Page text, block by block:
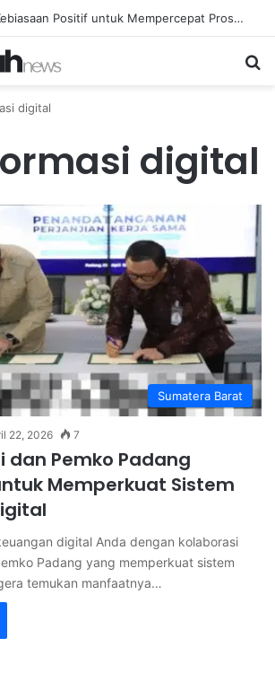
Memperkuat Kebiasaan Positif untuk Mempercepat Proses Pemulihan Mental Anda
digital
digital
Sumatera Barat
22, 2026 7
dan Pemko Padang
Memperkuat Sistem
digital Anda dengan kolaborasi
Padang yang memperkuat sistem
temukan manfaatnya…